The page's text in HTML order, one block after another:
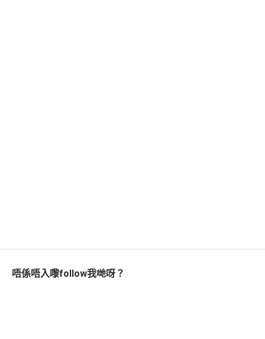
唔係唔入嚟follow我哋呀？